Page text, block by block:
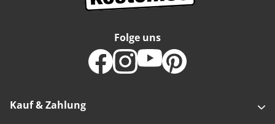
Kauf & Zahlung
Folge uns